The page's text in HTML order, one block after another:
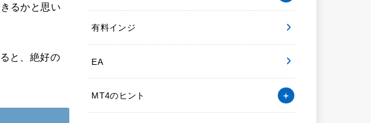
るかと思い
と、絶好の
有料インジ
EA
MT4のヒント